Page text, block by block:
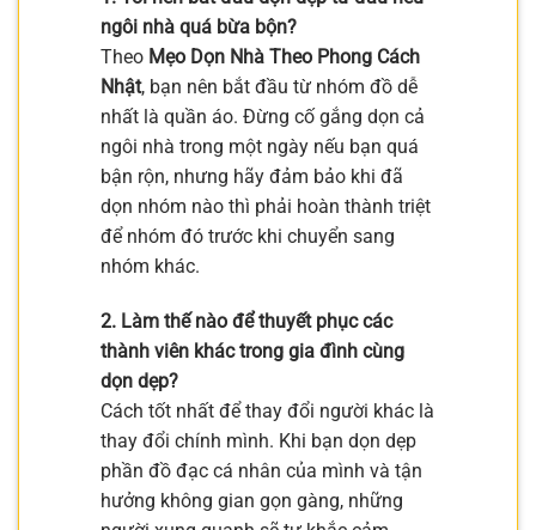
ngôi nhà quá bừa bộn?
Theo Mẹo Dọn Nhà Theo Phong Cách
Nhật, bạn nên bắt đầu từ nhóm đồ dễ
nhất là quần áo. Đừng cố gắng dọn cả
ngôi nhà trong một ngày nếu bạn quá
bận rộn, nhưng hãy đảm bảo khi đã
dọn nhóm nào thì phải hoàn thành triệt
để nhóm đó trước khi chuyển sang
nhóm khác.
2. Làm thế nào để thuyết phục các
thành viên khác trong gia đình cùng
dọn dẹp?
Cách tốt nhất để thay đổi người khác là
thay đổi chính mình. Khi bạn dọn dẹp
phần đồ đạc cá nhân của mình và tận
hưởng không gian gọn gàng, những